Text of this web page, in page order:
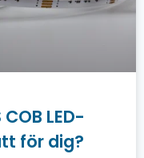
LED-
för dig?